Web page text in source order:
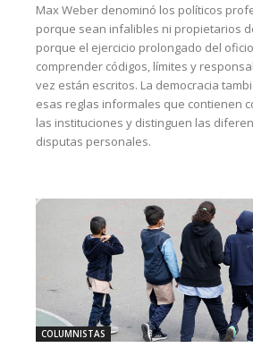
Max Weber denominó los políticos
porque sean infalibles ni propietarios
porque el ejercicio prolongado del
comprender códigos, límites y
vez están escritos. La democracia
esas reglas informales que contienen
las instituciones y distinguen las
disputas personales.
COLUMNISTAS